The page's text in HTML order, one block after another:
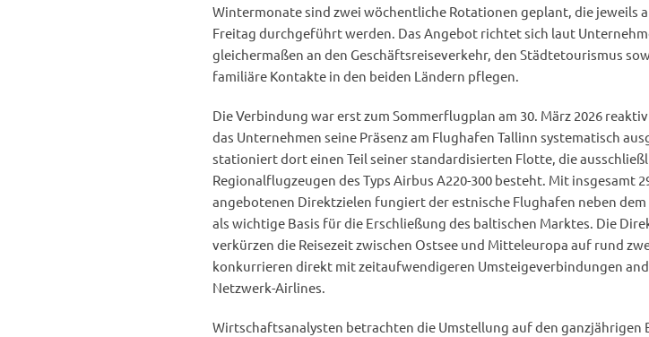
Wintermonate sind zwei wöchentliche Rotationen geplant, die jeweils
Freitag durchgeführt werden. Das Angebot richtet sich laut
gleichermaßen an den Geschäftsreiseverkehr, den Städtetourismus
familiäre Kontakte in den beiden Ländern pflegen.
Die Verbindung war erst zum Sommerflugplan am 30. März 2026
das Unternehmen seine Präsenz am Flughafen Tallinn systematisch
stationiert dort einen Teil seiner standardisierten Flotte, die
Regionalflugzeugen des Typs Airbus A220-300 besteht. Mit insgesamt
angebotenen Direktzielen fungiert der estnische Flughafen neben
als wichtige Basis für die Erschließung des baltischen Marktes. Die
verkürzen die Reisezeit zwischen Ostsee und Mitteleuropa auf rund
konkurrieren direkt mit zeitaufwendigeren Umsteigeverbindungen
Netzwerk-Airlines.
Wirtschaftsanalysten betrachten die Umstellung auf den ganzjährigen